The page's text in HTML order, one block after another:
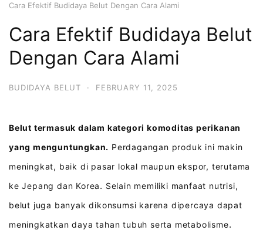
Cara Efektif Budidaya Belut Dengan Cara Alami
Cara Efektif Budidaya Belut
Dengan Cara Alami
BUDIDAYA BELUT · FEBRUARY 11, 2025
Belut termasuk dalam kategori komoditas perikanan
yang menguntungkan. Perdagangan produk ini makin
meningkat, baik di pasar lokal maupun ekspor, terutama
ke Jepang dan Korea. Selain memiliki manfaat nutrisi,
belut juga banyak dikonsumsi karena dipercaya dapat
meningkatkan daya tahan tubuh serta metabolisme.